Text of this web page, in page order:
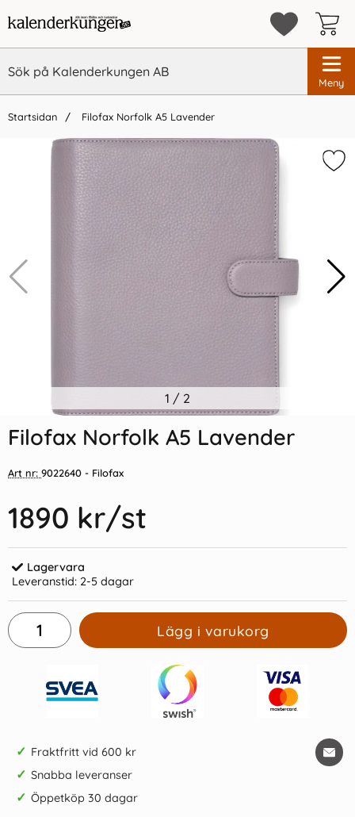
Meny
Startsidan Filofax Norfolk A5 Lavender
Glöm inte att köpa till din kalender
(14,8x21cm)
89 kr/st
(Hålad)
169 kr/st
1 / 2
Filofax Norfolk A5 Lavender
Art nr: 9022640 - Filofax
1890 kr/st
Lagervara
Leveranstid: 2-5 dagar
Lägg i varukorg
✓ Fraktfritt vid 600 kr
✓ Snabba leveranser
✓ Öppetköp 30 dagar